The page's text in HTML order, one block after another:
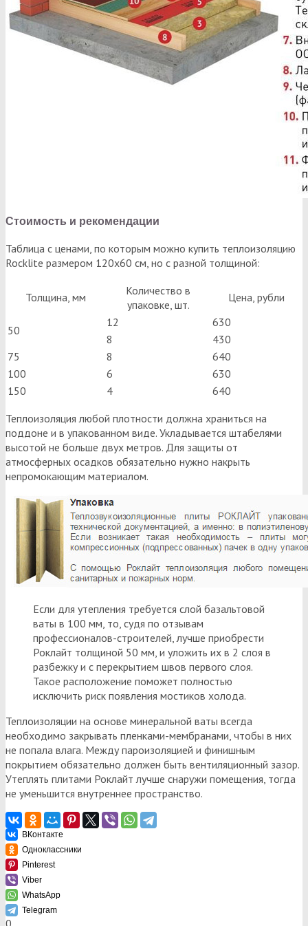
Стоимость и рекомендации
Таблица с ценами, по которым можно купить теплоизоляцию
Rocklite размером 120х60 см, но с разной толщиной:
Толщина, мм
Количество в
упаковке, шт.
Цена, рубли
50
12
630
8
430
75
8
640
100
6
630
150
4
640
Теплоизоляция любой плотности должна храниться на
поддоне и в упакованном виде. Укладывается штабелями
высотой не больше двух метров. Для защиты от
атмосферных осадков обязательно нужно накрыть
непромокающим материалом.
Если для утепления требуется слой базальтовой
ваты в 100 мм, то, судя по отзывам
профессионалов-строителей, лучше приобрести
Роклайт толщиной 50 мм, и уложить их в 2 слоя в
разбежку и с перекрытием швов первого слоя.
Такое расположение поможет полностью
исключить риск появления мостиков холода.
Теплоизоляции на основе минеральной ваты всегда
необходимо закрывать пленками-мембранами, чтобы в них
не попала влага. Между пароизоляцией и финишным
покрытием обязательно должен быть вентиляционный зазор.
Утеплять плитами Роклайт лучше снаружи помещения, тогда
не уменьшится внутреннее пространство.
ВКонтакте
Одноклассники
Pinterest
Viber
WhatsApp
Telegram